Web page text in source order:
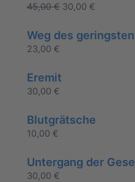
45,00€ 30,00 €
Weg des
23,00 €
Eremit
30,00 €
Blutgrätsche
10,00 €
Untergang der
30,00 €